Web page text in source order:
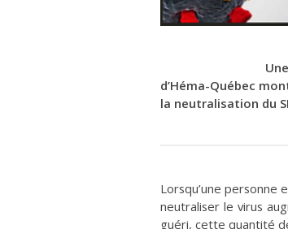
d’Héma-Québec
la neutralisation du
Lorsqu’une personne
neutraliser le virus
guéri, cette quantité